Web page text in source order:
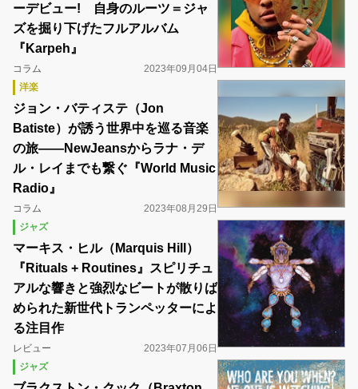
ーデビュー! 自身のルーツ＝ジャ
ズを掘り下げたフルアルバム
『Karpeh』
コラム
2023年09月04日
洋楽
ジョン・バティステ（Jon
Batiste）が誘う世界中を巡る音楽
の旅――NewJeansからラナ・デ
ル・レイまでも繋ぐ『World Music
Radio』
コラム
2023年08月29日
ジャズ
マーキス・ヒル（Marquis Hill）
『Rituals + Routines』スピリチュ
アルな響きと強烈なビートが散りば
められた新世代トランペッターによ
る注目作
レビュー
2023年07月06日
ジャズ